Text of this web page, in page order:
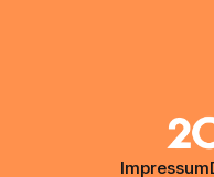
Impressum